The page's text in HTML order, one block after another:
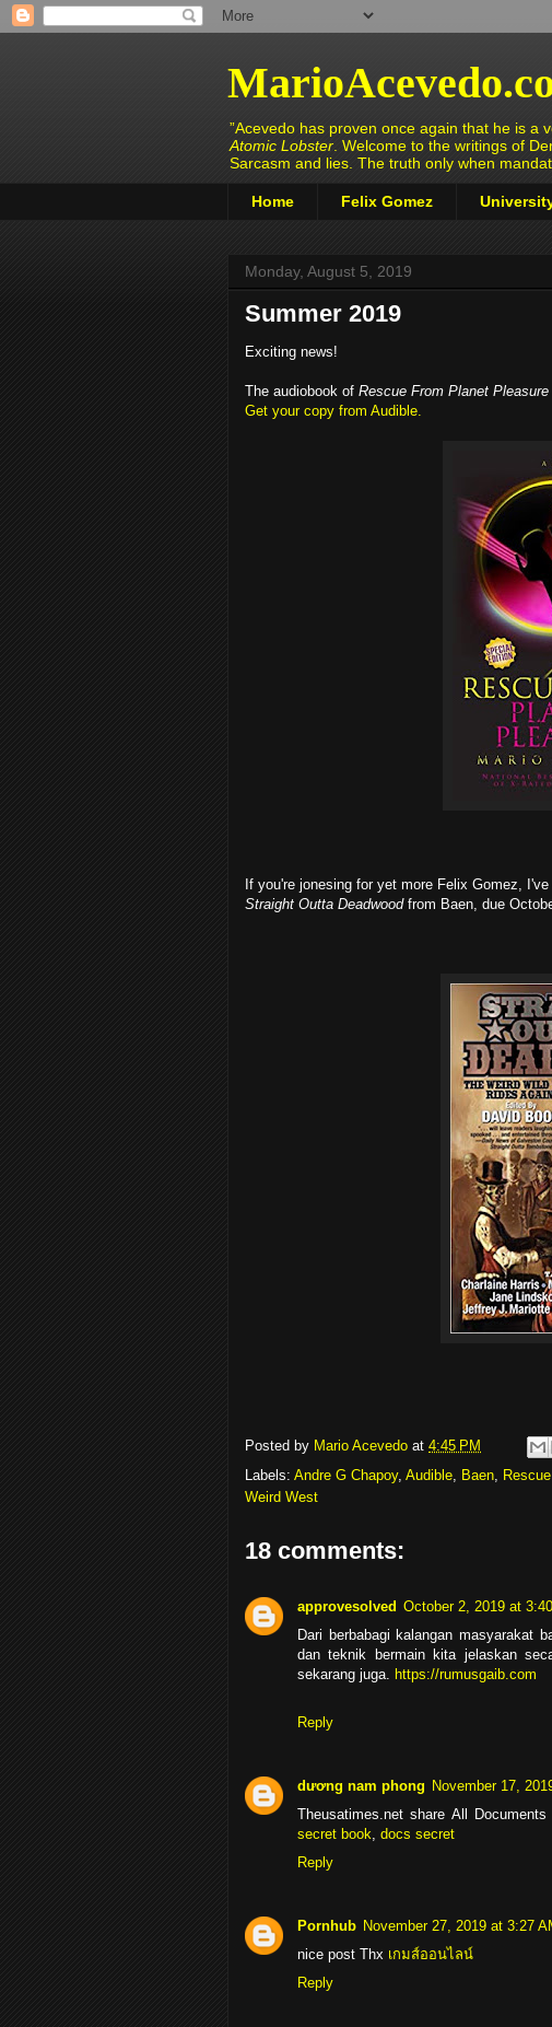
”Acevedo has proven once again that he is a
Atomic Lobster . Welcome to the writings of
Sarcasm and lies. The truth only when
Home Felix Gomez
Monday, August 5, 2019
Summer 2019
Exciting news!
The audiobook of Rescue From Planet Pleasure
Get your copy from Audible.
If you're jonesing for yet more Felix Gomez,
Straight Outta Deadwood from Baen, due
Posted by Mario Acevedo at 4:45 PM
Labels: Andre G Chapoy, Audible Baen
Weird West
18 comments:
approvesolved October 2, 2019 at
Dari berbabagi kalangan masyarakat
dan teknik bermain kita jelaskan
sekarang juga.
https://rumusgaib.com
Reply
dương nam phong November 17,
Theusatimes.net share All
secret book, docs secret
Reply
Pornhub November 27, 2019 at 3:27
nice post Thx เกมส์ออนไลน์
Reply